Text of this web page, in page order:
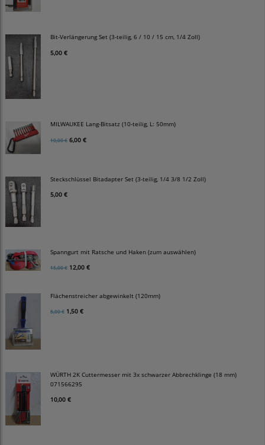
Bit-Verlängerung Set (3-teilig, 6 / 10 / 15 cm, 1/4 Zoll)
5,00 €
MILWAUKEE Lang-Bitsatz (10-teilig, L: 50mm)
10,00 € 6,00 €
Steckschlüssel Bitadapter Set (3-teilig, 1/4 3/8 1/2 Zoll)
5,00 €
Spanngurt mit Ratsche und Haken (zum auswählen)
15,00 € 12,00 €
Flächenstreicher abgewinkelt (120mm)
5,00 € 1,50 €
WÜRTH 2K Cuttermesser mit 3x schwarzer Abbrechklinge (18 mm)
071566295
10,00 €